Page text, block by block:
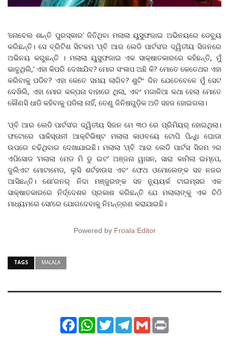
‘ନୋବେଲ ଶାନ୍ତି ପୁରସ୍କାର’ ଜିତିଥିବା ମଲାଲା ୟୁସୁଫଜାଇ ଅଭିନୟରେ ଡେବ୍ୟୁ
କରିଛନ୍ତି। ସେ ବ୍ରିଟିଶ ସିଟକମ ‘ଓ୍ବି ଆର ଲେଡି ପାର୍ଟସ’ର ଦ୍ୱିତୀୟ ସିଜନରେ
ଅଭିନୟ କରୁଛନ୍ତି । ମଲାଲା ୟୁସୁଫଜାଇ ଏକ ସାକ୍ଷାତକାରରେ କହିଛନ୍ତି, ମୁଁ
ଭାବୁଥିଲି,‘ ଏହା କିପରି ଦେଖାଯିବ? ମୋର ସଂଳାପ ଅଛି କି? ମୋତେ କେତେଥର ଏହା
କରିବାକୁ ପଡିବ? ଏହା କେତେ ସମୟ ଲାଗିବ? ଶୁଟିଂ ଦିନ ଯେତେବେଳେ ମୁଁ ସେଟ
ଦେଖିଲି, ଏହା ମୋର କଳ୍ପନା ବାହାରେ ଥିଲା, ଏବଂ ମଜାଳିଆ କଥା ହେଲା ମୋତେ
କୌଣସି ଧାଡି କହିବାକୁ ପଡିଲା ନାହିଁ, ତେଣୁ ଜିନିଷଗୁଡ଼ିକ ଅତି ସହଜ ହୋଇଗଲା।
‘ଓ୍ବି ଆର ଲେଡି ପାର୍ଟସ’ର ଦ୍ୱିତୀୟ ସିଜନ ମେ ୩୦ ରେ ପ୍ରିମିୟର୍‌ ହୋଇଥିଲା।
ଫଟୋରେ ପାକିସ୍ତାନୀ ଆକ୍ଟିଭିଷ୍ଟ ମଲାଲା କାଓବୟେ ଟୋପି ପିନ୍ଧି ଘୋଡା
ଉପରେ ଚଢିଥିବାର ଦେଖାଯାଇଛି। ମଲାଲା ‘ଓ୍ବି ଆର ଲେଡି ପାର୍ଟସ ସିଜମ ୨ର
ଏପିସୋଡ ‘ମଲାଲା ମେଡ ମି ଡୁ ଇଟ’ ଅଞ୍ଜନା ୱାସନ, ସାରା କାମିଲା ଇମ୍ପେ,
ଜୁଲିଏଟ ମୋଟାମେଡ, ଲୁସି ଶର୍ଟହାଉସ ଏବଂ ଫେଥ ଓମୋଲେଙ୍କ ସହ ନଜର
ଆସିଛନ୍ତି। ଶୋ’ରନର୍‌ ନିଦା ମଞ୍ଜୁରଙ୍କ ସହ ନ୍ୟୁୟର୍କ ଟାଇମ୍ସର ଏକ
ସାକ୍ଷାତକାରରେ ନିର୍ଦ୍ଦେଶକ ପ୍ରକାଶ କରିଛନ୍ତି ଯେ ମଲାଲାଙ୍କୁ ଏକ ଚିଠି
ମାଧ୍ୟମରେ ସୋ’ରେ ଯୋଗଦେବାକୁ ନିମନ୍ତ୍ରଣ କରାଯାଇଛି।
Powered by Froala Editor
TAGS MALALA
FacebookWhatsApp
TwitterTelegram
Gmail